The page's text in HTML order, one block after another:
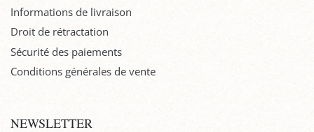
Informations de livraison
Droit de rétractation
Sécurité des paiements
Conditions générales de vente
NEWSLETTER